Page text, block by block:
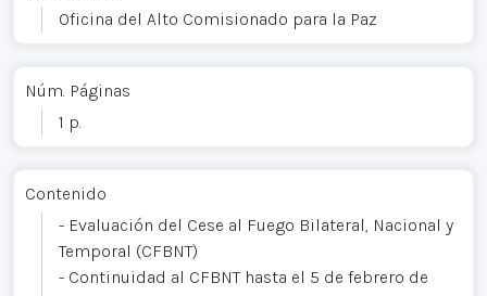
Oficina del Alto Comisionado para la Paz
Núm. Páginas
1 p.
Contenido
- Evaluación del Cese al Fuego Bilateral, Nacional y
Temporal (CFBNT)
- Continuidad al CFBNT hasta el 5 de febrero de